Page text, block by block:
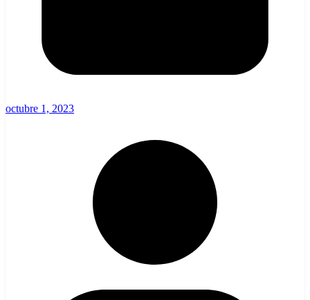
octubre 1, 2023